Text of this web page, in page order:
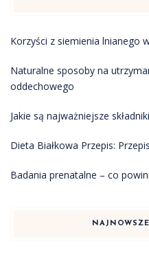
Korzyści z siemienia lnianego
Naturalne sposoby na
oddechowego
Jakie są najważniejsze
Dieta Białkowa Przepis:
Badania prenatalne – co